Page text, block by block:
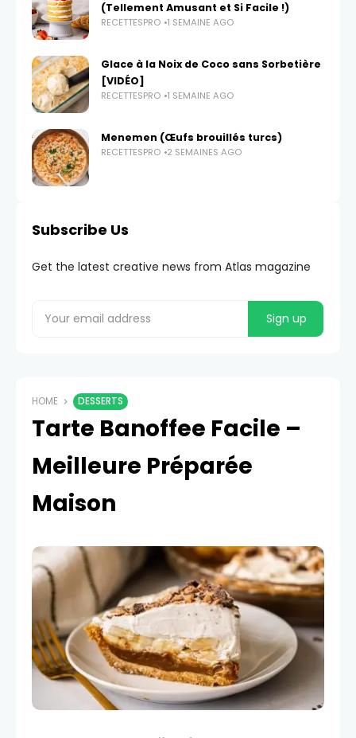
(Tellement Amusant et Si Facile !)
RECETTESPRO 1 SEMAINE AGO
Glace à la Noix de Coco sans Sorbetière
[VIDÉO]
RECETTESPRO 1 SEMAINE AGO
Menemen (Œufs brouillés turcs)
RECETTESPRO 2 SEMAINES AGO
Subscribe Us
Get the latest creative news from Atlas magazine
HOME DESSERTS
Tarte Banoffee Facile –
Meilleure Préparée
Maison